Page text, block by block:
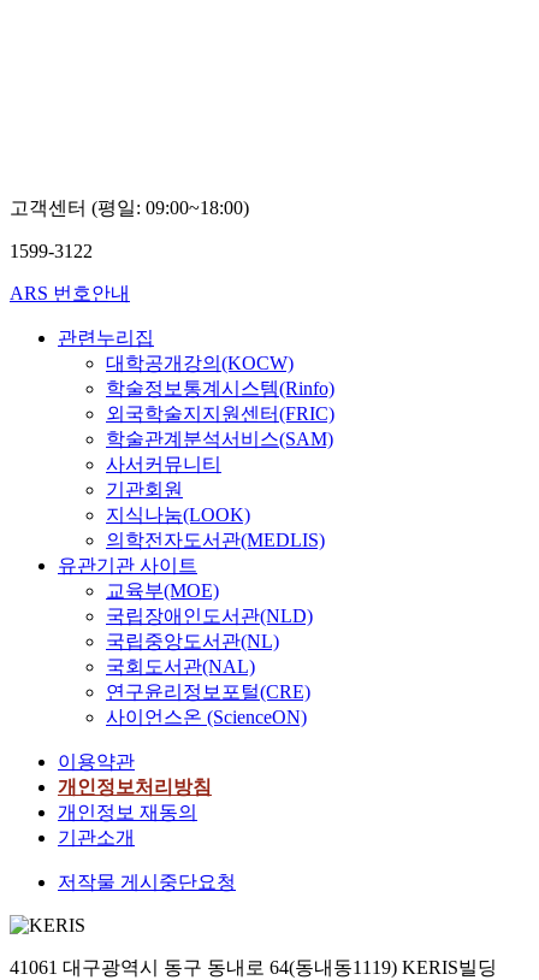
고객센터 (평일: 09:00~18:00)
1599-3122
ARS 번호안내
관련누리집
대학공개강의(KOCW)
학술정보통계시스템(Rinfo)
외국학술지지원센터(FRIC)
학술관계분석서비스(SAM)
사서커뮤니티
기관회원
지식나눔(LOOK)
의학전자도서관(MEDLIS)
유관기관 사이트
교육부(MOE)
국립장애인도서관(NLD)
국립중앙도서관(NL)
국회도서관(NAL)
연구윤리정보포털(CRE)
사이언스온 (ScienceON)
이용약관
개인정보처리방침
개인정보 재동의
기관소개
저작물 게시중단요청
41061 대구광역시 동구 동내로 64(동내동1119) KERIS빌딩